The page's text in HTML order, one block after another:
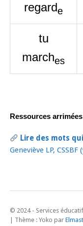
regarde
tu
marches
Ressources arrimées
Lire des mots
Geneviève LP,
Thème : Yoko par